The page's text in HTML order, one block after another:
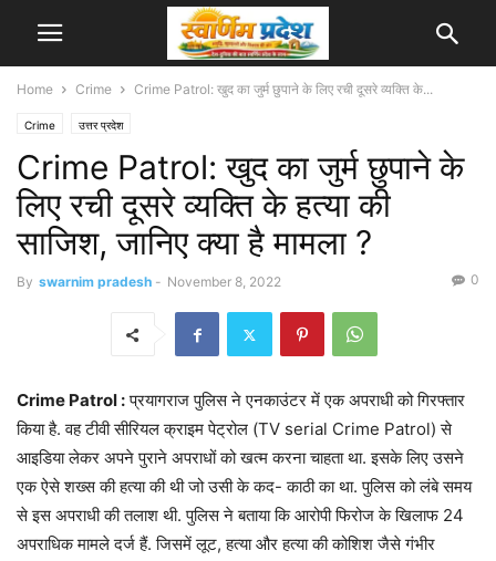
Home Crime Crime Patrol: खुद का जुर्म छुपाने के लिए रची दूसरे व्यक्ति के...
Crime उत्तर प्रदेश
Crime Patrol: खुद का जुर्म छुपाने के
लिए रची दूसरे व्यक्ति के हत्या की
साजिश, जानिए क्या है मामला ?
By swarnim pradesh - November 8, 2022 0
Crime Patrol :प्रयागराज पुलिस ने एनकाउंटर में एक अपराधी को गिरफ्तार
किया है. वह टीवी सीरियल क्राइम पेट्रोल (TV serial Crime Patrol) से
आइडिया लेकर अपने पुराने अपराधों को खत्म करना चाहता था. इसके लिए उसने
एक ऐसे शख्स की हत्या की थी जो उसी के कद- काठी का था. पुलिस को लंबे समय
से इस अपराधी की तलाश थी. पुलिस ने बताया कि आरोपी फिरोज के खिलाफ 24
अपराधिक मामले दर्ज हैं. जिसमें लूट, हत्या और हत्या की कोशिश जैसे गंभीर